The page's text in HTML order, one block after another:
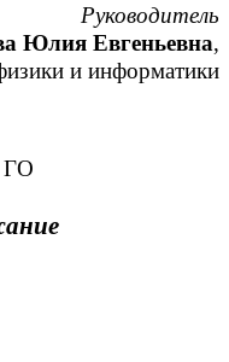
Руководитель
Юлия Евгеньевна,
и информатики
ГО